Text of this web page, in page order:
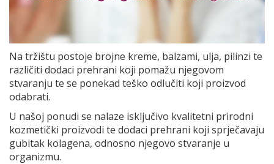
Na tržištu postoje brojne kreme, balzami, ulja, pilinzi te
različiti dodaci prehrani koji pomažu njegovom
stvaranju te se ponekad teško odlučiti koji proizvod
odabrati.
U našoj ponudi se nalaze isključivo kvalitetni prirodni
kozmetički proizvodi te dodaci prehrani koji sprječavaju
gubitak kolagena, odnosno njegovo stvaranje u
organizmu.